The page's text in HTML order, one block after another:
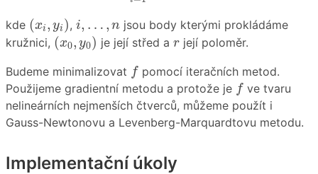
kde (xi , yi )
(x yi ) ,i, … , n
i,
jsou body kterými prokládáme
kružnici, (x0, y0)
(x0 y 0) je její střed ar
r její poloměr.
Budeme minimalizovat f
f pomocí iteračních metod.
Použijeme gradientní metodu a protože je f
f ve tvaru
nelineárních nejmenších čtverců, můžeme použít i
Gauss-Newtonovu a Levenberg-Marquardtovu metodu.
Implementační úkoly